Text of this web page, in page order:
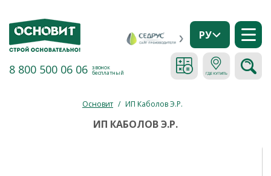
8 800 500 06 06 звонок
бесплатный
РУ
Основит / ИП Каболов Э.Р.
ИП КАБОЛОВ Э.Р.